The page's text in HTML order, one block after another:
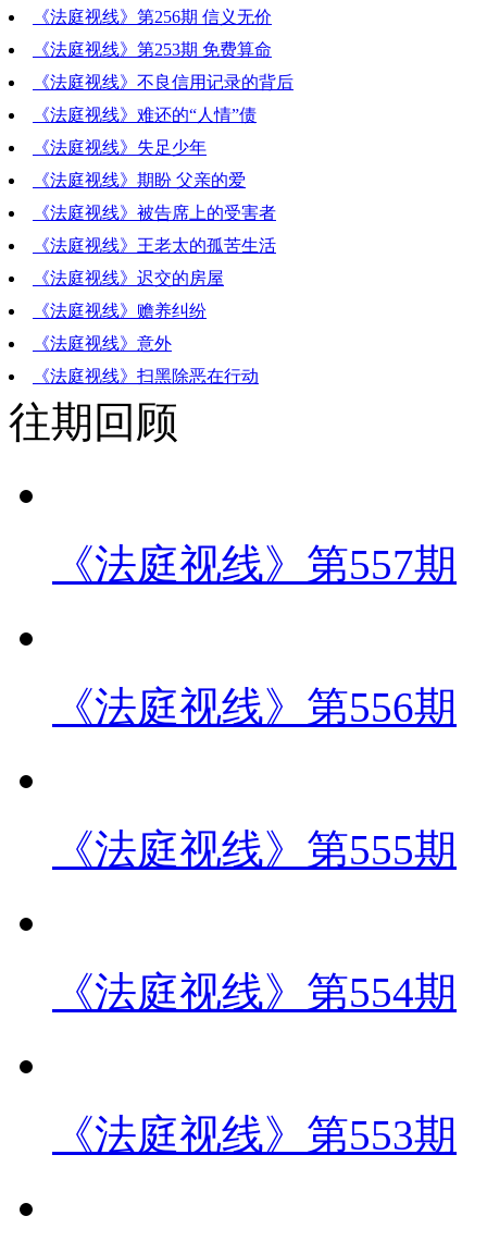
《法庭视线》第256期 信义无价
《法庭视线》第253期 免费算命
《法庭视线》不良信用记录的背后
《法庭视线》难还的“人情”债
《法庭视线》失足少年
《法庭视线》期盼 父亲的爱
《法庭视线》被告席上的受害者
《法庭视线》王老太的孤苦生活
《法庭视线》迟交的房屋
《法庭视线》赡养纠纷
《法庭视线》意外
《法庭视线》扫黑除恶在行动
往期回顾
《法庭视线》第557期
《法庭视线》第556期
《法庭视线》第555期
《法庭视线》第554期
《法庭视线》第553期